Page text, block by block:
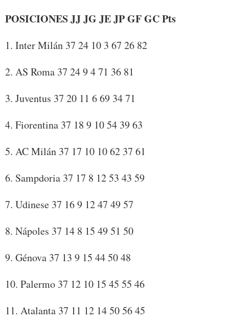
POSICIONES JJ JG JE JP GF GC Pts
1. Inter Milán 37 24 10 3 67 26 82
2. AS Roma 37 24 9 4 71 36 81
3. Juventus 37 20 11 6 69 34 71
4. Fiorentina 37 18 9 10 54 39 63
5. AC Milán 37 17 10 10 62 37 61
6. Sampdoria 37 17 8 12 53 43 59
7. Udinese 37 16 9 12 47 49 57
8. Nápoles 37 14 8 15 49 51 50
9. Génova 37 13 9 15 44 50 48
10. Palermo 37 12 10 15 45 55 46
11. Atalanta 37 11 12 14 50 56 45